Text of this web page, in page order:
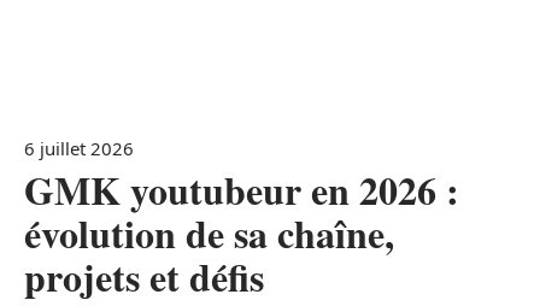
6 juillet 2026
GMK youtubeur en 2026 :
évolution de sa chaîne,
projets et défis